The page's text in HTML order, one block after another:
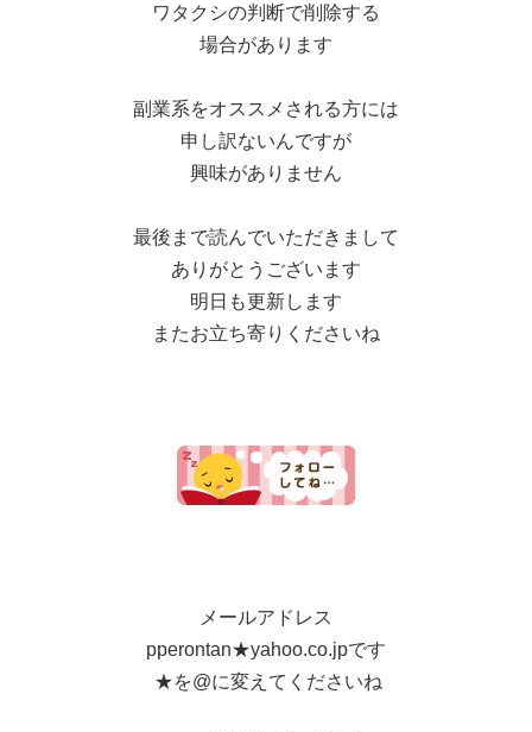
ワタクシの判断で削除する
場合があります
副業系をオススメされる方には
申し訳ないんですが
興味がありません
最後まで読んでいただきまして
ありがとうございます
明日も更新します
またお立ち寄りくださいね
メールアドレス
pperontan★yahoo.co.jpです
★を@に変えてくださいね